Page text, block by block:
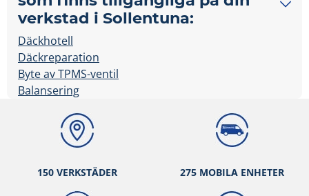
verkstad i Sollentuna:
Däckhotell
Däckreparation
Byte av TPMS-ventil
Balansering
150 VERKSTÄDER 275 MOBILA ENHETER